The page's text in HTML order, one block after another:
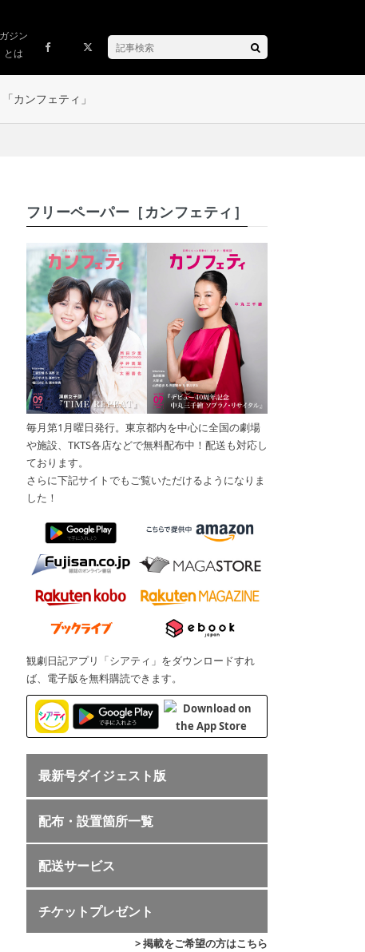
ジン
とは
カンフェティ」
フリーペーパー［カンフェティ］
毎月第1月曜日発行。東京都内を中心に全国の劇場
や施設、TKTS各店などで無料配布中！配送も対応し
ております。
さらに下記サイトでもご覧いただけるようになりま
した！
観劇日記アプリ「シアティ」をダウンロードすれ
ば、電子版を無料購読できます。
最新号ダイジェスト版
配布・設置箇所一覧
配送サービス
チケットプレゼント
> 掲載をご希望の方はこちら